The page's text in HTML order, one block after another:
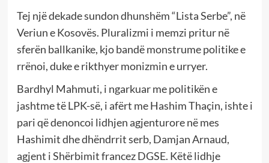
Tej një dekade sundon dhunshëm “Lista Serbe”, në
Veriun e Kosovës. Pluralizmi i memzi pritur në
sferën ballkanike, kjo bandë monstrume politike e
rrënoi, duke e rikthyer monizmin e urryer.
Bardhyl Mahmuti, i ngarkuar me politikën e
jashtme të LPK-së, i afërt me Hashim Thaçin, ishte i
pari që denoncoi lidhjen agjenturore në mes
Hashimit dhe dhëndrrit serb, Damjan Arnaud,
agjent i Shërbimit francez DGSE. Këtë lidhje